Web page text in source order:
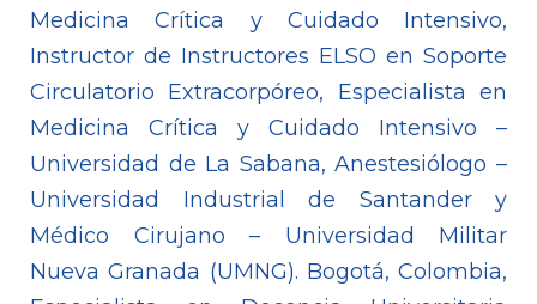
Medicina Crítica y Cuidado Intensivo,
Instructor de Instructores ELSO en Soporte
Circulatorio Extracorpóreo, Especialista en
Medicina Crítica y Cuidado Intensivo –
Universidad de La Sabana, Anestesiólogo –
Universidad Industrial de Santander y
Médico Cirujano – Universidad Militar
Nueva Granada (UMNG). Bogotá, Colombia,